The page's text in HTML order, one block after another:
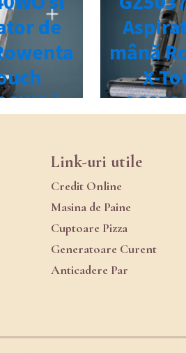
Link-uri utile
Credit Online
Masina de Paine
Cuptoare Pizza
Generatoare Curent
Anticadere Par